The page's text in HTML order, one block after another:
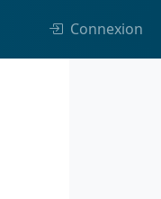
Connexion